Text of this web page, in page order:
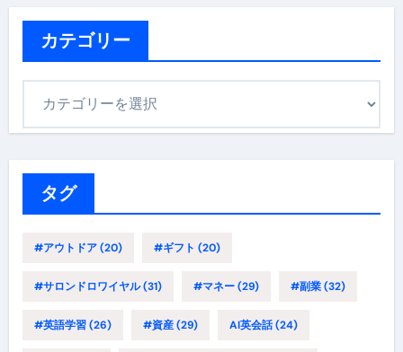
カテゴリー
タグ
#アウトドア(20) #ギフト (20)
#サロンドロワイヤル(31) #マネー(29) #副業(32)
#英語学習(26) #資産(29) AI英会話(24)